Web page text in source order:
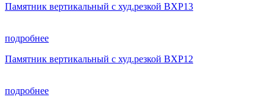
Памятник вертикальный с худ.резкой ВХР13
подробнее
Памятник вертикальный с худ.резкой ВХР12
подробнее